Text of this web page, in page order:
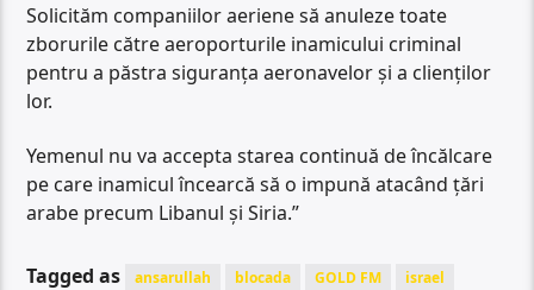
Solicităm companiilor aeriene să anuleze toate
zborurile către aeroporturile inamicului criminal
pentru a păstra siguranța aeronavelor și a clienților
lor.
Yemenul nu va accepta starea continuă de încălcare
pe care inamicul încearcă să o impună atacând țări
arabe precum Libanul și Siria.”
Tagged as ansarullah blocada GOLD FM
israel